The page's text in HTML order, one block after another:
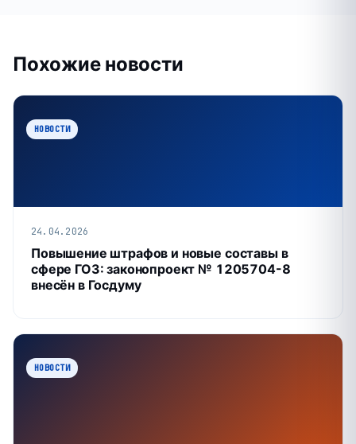
Похожие новости
НОВОСТИ
24.04.2026
Повышение штрафов и новые составы в
сфере ГОЗ: законопроект № 1205704-8
внесён в Госдуму
НОВОСТИ